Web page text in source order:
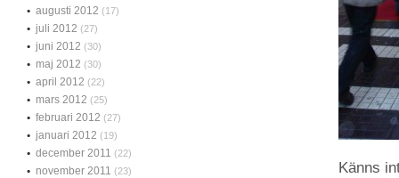
Känns
augusti 2012 (17)
juli 2012 (27)
juni 2012 (30)
maj 2012 (30)
april 2012 (22)
mars 2012 (25)
februari 2012 (27)
januari 2012 (19)
december 2011 (22)
november 2011 (23)